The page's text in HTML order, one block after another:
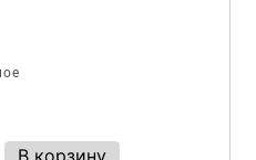
В корзину